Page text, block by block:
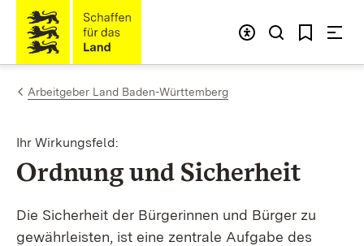
Zum Inhalt springen
Link zur Startseite
Arbeitgeber Land Baden-Württemberg
Ihr Wirkungsfeld:
Ordnung und Sicherheit
Die Sicherheit der Bürgerinnen und Bürger zu
gewährleisten, ist eine zentrale Aufgabe des